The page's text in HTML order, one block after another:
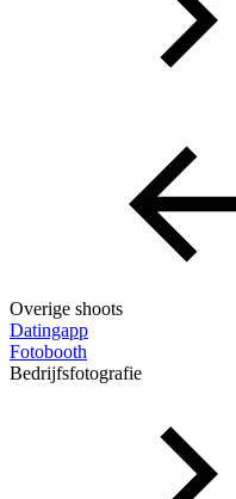
Overige shoots
Datingapp
Fotobooth
Bedrijfsfotografie